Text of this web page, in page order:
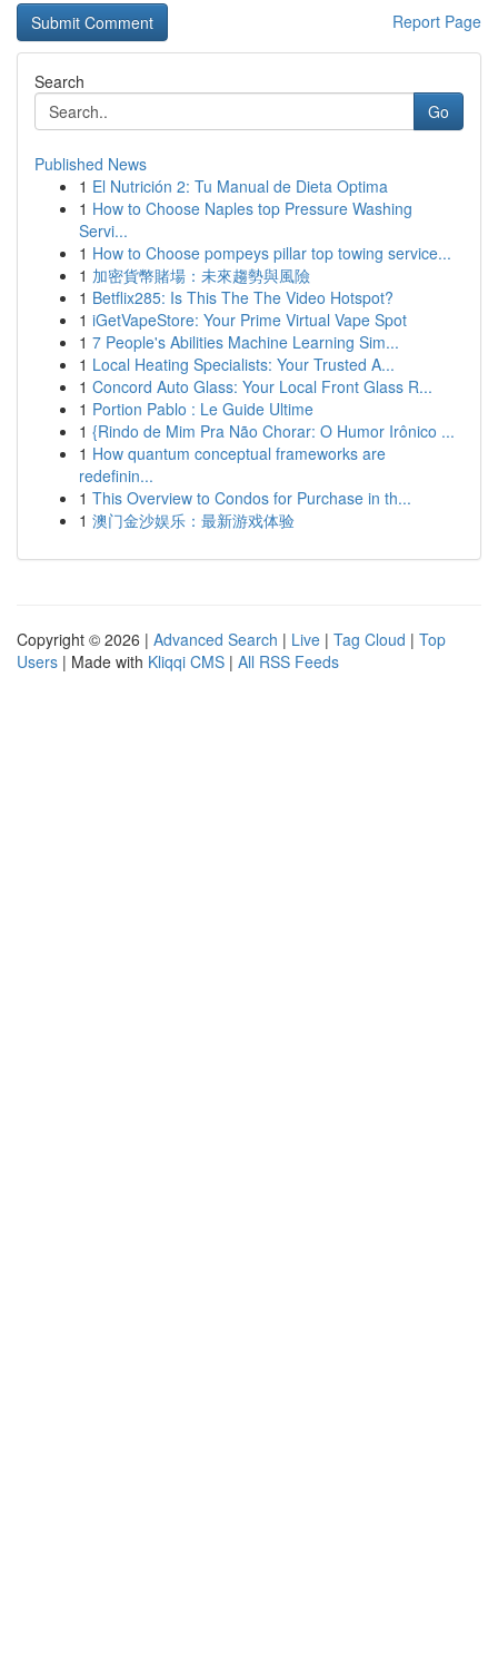
Report Page
Search
Go
Published News
1 El Nutrición 2: Tu Manual de Dieta Optima
1 How to Choose Naples top Pressure Washing
Servi...
1 How to Choose pompeys pillar top towing service...
1 加密貨幣賭場：未來趨勢與風險
1 Betflix285: Is This The The Video Hotspot?
1 iGetVapeStore: Your Prime Virtual Vape Spot
1 7 People's Abilities Machine Learning Sim...
1 Local Heating Specialists: Your Trusted A...
1 Concord Auto Glass: Your Local Front Glass R...
1 Portion Pablo : Le Guide Ultime
1 {Rindo de Mim Pra Não Chorar: O Humor Irônico ...
1 How quantum conceptual frameworks are
redefinin...
1 This Overview to Condos for Purchase in th...
1 澳门金沙娱乐：最新游戏体验
Copyright © 2026 | Advanced Search | Live | Tag Cloud | Top
Users | Made with Kliqqi CMS | All RSS Feeds